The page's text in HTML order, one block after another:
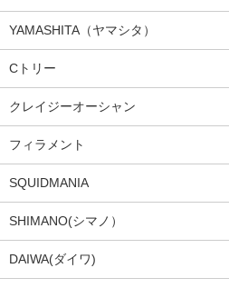
YAMASHITA（ヤマシタ）
Cトリー
クレイジーオーシャン
フィラメント
SQUIDMANIA
SHIMANO(シマノ）
DAIWA(ダイワ)